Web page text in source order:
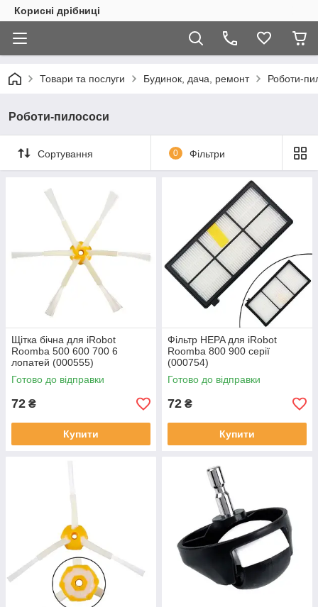
Корисні дрібниці
Товари та послуги Будинок, дача, ремонт Роботи-
Роботи-пилососи
Сортування 0 Фільтри
Щітка бічна для iRobot
Roomba 500 600 700 6
лопатей (000555)
Готово до відправки
72 ₴
Купити
Фільтр HEPA для iRobot
Roomba 800 900 серії
(000754)
Готово до відправки
72 ₴
Купити